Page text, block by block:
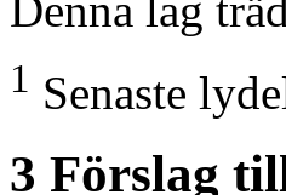
1 Senaste
3 Förslag